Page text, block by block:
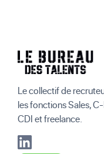
Le collectif de
les fonctions Sales,
CDI et freelance.